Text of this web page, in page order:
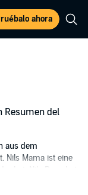
ahora
Resumen del
aus dem
Nils Mama ist eine
hat. Nils Papa hat